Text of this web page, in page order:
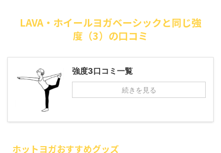
LAVA・ホイールヨガベーシックと同じ強
度（3）の口コミ
強度3口コミ一覧
続きを見る
ホットヨガおすすめグッズ